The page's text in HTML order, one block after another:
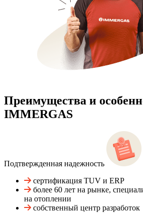
Преимущества и
IMMERGAS
Подтвержденная надежность
сертификация TUV и ERP
более 60 лет на рынке,
на отоплении
собственный центр разработок